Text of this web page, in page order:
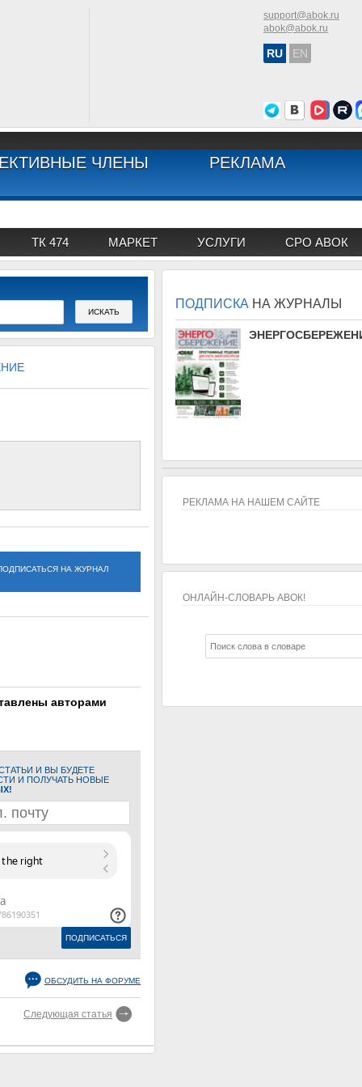
support@abok.ru
abok@abok.ru
RU EN
ЧЛЕНЫ РЕКЛАМА
ТК 474 МАРКЕТ УСЛУГИ СРО АВОК
НА ЖУРНАЛ
авторами
И ВЫ БУДЕТЕ
И ПОЛУЧАТЬ НОВЫЕ
ОБСУДИТЬ НА ФОРУМЕ
Следующая статья
ПОДПИСКА НА ЖУРНАЛЫ
АВОК
РЕКЛАМА НА НАШЕМ САЙТЕ
ОНЛАЙН-СЛОВАРЬ АВОК!